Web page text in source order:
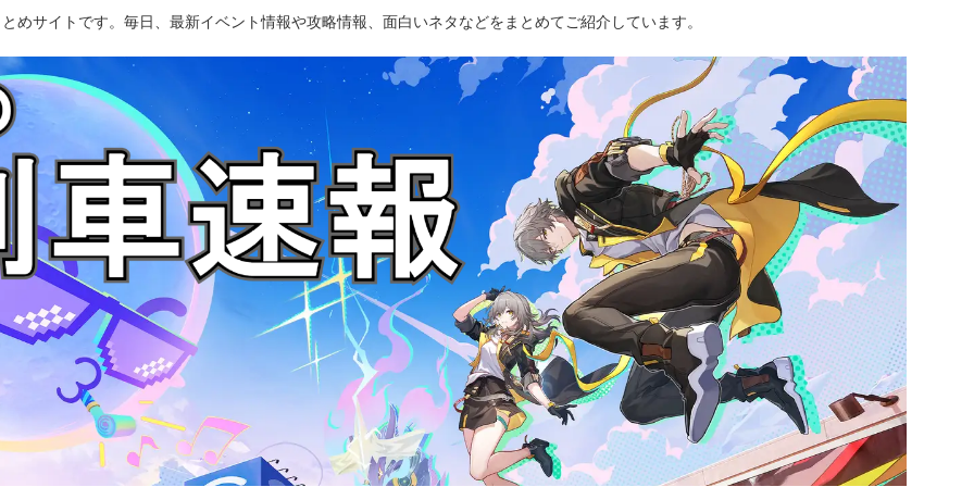
めサイトです。毎日、最新イベント情報や攻略情報、面白いネタなどをまとめてご紹介しています。